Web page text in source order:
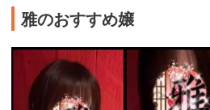
雅のおすすめ嬢